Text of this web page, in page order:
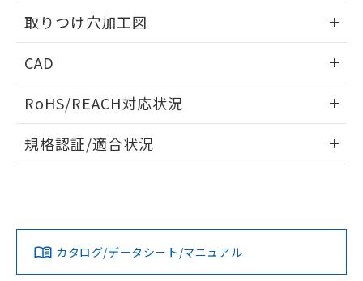
取りつけ穴加工図
CAD
ドすることができます。
ログイン/会員登録
ダウンロードデータをご利用いただく前に、以下を必ずお読
みください。
ソフトウェアの使用条件
RoHS/REACH対応状況
EU RoHS 注意事項・凡例
対応済み
規格認証/適合状況
カタログ/データシート/マニュアル
していることから、特段のことがない限
り、2022年1月12日より割愛しておりま